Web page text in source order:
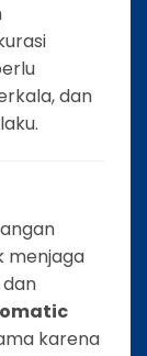
dan
menjaga
karena